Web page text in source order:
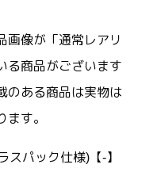
画像が「通常レアリ
る商品がございます
のある商品は実物は
す。
スパック仕様)【-】